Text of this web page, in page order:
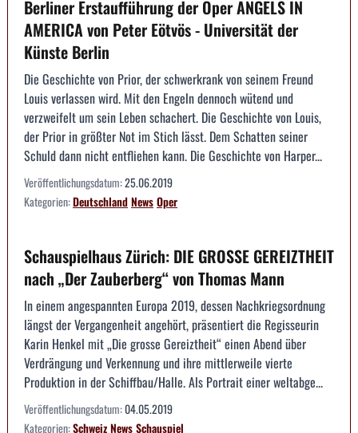
Berliner Erstaufführung der Oper ANGELS IN
AMERICA von Peter Eötvös - Universität der
Künste Berlin
Die Geschichte von Prior, der schwerkrank von seinem Freund
Louis verlassen wird. Mit den Engeln dennoch wütend und
verzweifelt um sein Leben schachert. Die Geschichte von Louis,
der Prior in größter Not im Stich lässt. Dem Schatten seiner
Schuld dann nicht entfliehen kann. Die Geschichte von Harper...
Veröffentlichungsdatum:25.06.2019
Kategorien:DeutschlandNewsOper
Schauspielhaus Zürich: DIE GROSSE GEREIZTHEIT
nach „Der Zauberberg“ von Thomas Mann
In einem angespannten Europa 2019, dessen Nachkriegsordnung
längst der Vergangenheit angehört, präsentiert die Regisseurin
Karin Henkel mit „Die grosse Gereiztheit“ einen Abend über
Verdrängung und Verkennung und ihre mittlerweile vierte
Produktion in der Schiffbau/Halle. Als Portrait einer weltabge...
Veröffentlichungsdatum:04.05.2019
Kategorien:SchweizNewsSchauspiel